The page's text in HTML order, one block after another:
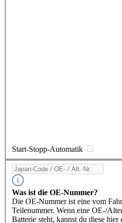
Start-Stopp-Automatik
Was ist die OE-Nummer?
Die OE-Nummer ist eine vom
Teilenummer. Wenn eine OE-/
Batterie steht, kannst du diese hier